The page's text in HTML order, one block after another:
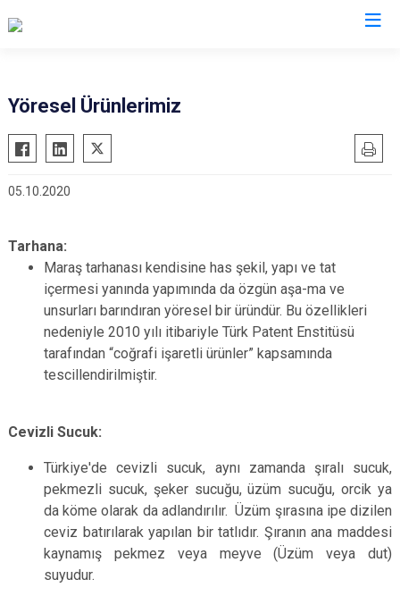
Afşin
Andırın
Çağlayancerit
Elbistan
Göksun
Yöresel Ürünlerimiz
05.10.2020
Tarhana:
Maraş tarhanası kendisine has şekil, yapı ve tat
içermesi yanında yapımında da özgün aşa-ma ve
unsurları barındıran yöresel bir üründür. Bu özellikleri
nedeniyle 2010 yılı itibariyle Türk Patent Enstitüsü
tarafından “coğrafi işaretli ürünler” kapsamında
tescillendirilmiştir.
Cevizli Sucuk:
Türkiye'de cevizli sucuk, aynı zamanda şıralı sucuk,
pekmezli sucuk, şeker sucuğu, üzüm sucuğu, orcik ya
da köme olarak da adlandırılır. Üzüm şırasına ipe dizilen
ceviz batırılarak yapılan bir tatlıdır. Şıranın ana maddesi
kaynamış pekmez veya meyve (Üzüm veya dut)
suyudur.